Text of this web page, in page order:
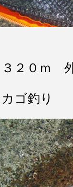
３２０ｍ
カゴ釣り